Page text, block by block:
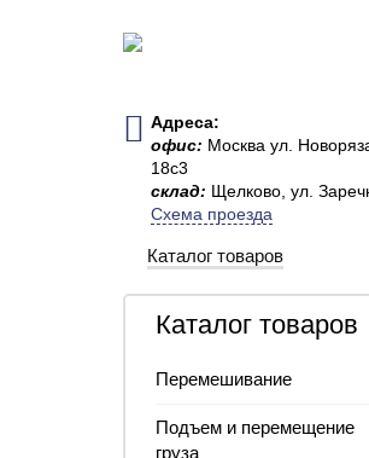
Адреса:
офис: Москва ул.
18с3
склад: Щелково, ул.
Схема проезда
Каталог товаров
Каталог товаров
Перемешивание
Подъем и перемещение
груза